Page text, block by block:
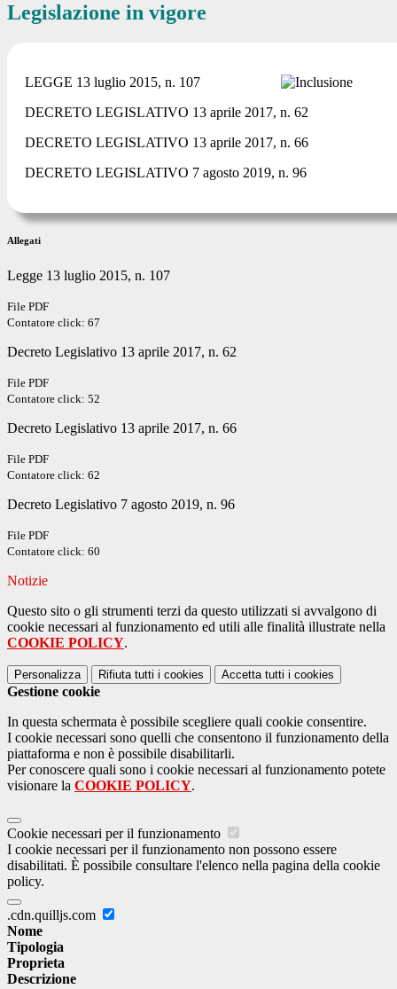
Legislazione in vigore
LEGGE 13 luglio 2015, n. 107
DECRETO LEGISLATIVO 13 aprile 2017, n. 62
DECRETO LEGISLATIVO 13 aprile 2017, n. 66
DECRETO LEGISLATIVO 7 agosto 2019, n. 96
Allegati
Legge 13 luglio 2015, n. 107
File PDF
Contatore click: 67
Decreto Legislativo 13 aprile 2017, n. 62
File PDF
Contatore click: 52
Decreto Legislativo 13 aprile 2017, n. 66
File PDF
Contatore click: 62
Decreto Legislativo 7 agosto 2019, n. 96
File PDF
Contatore click: 60
Notizie
Questo sito o gli strumenti terzi da questo utilizzati si avvalgono di
cookie necessari al funzionamento ed utili alle finalità illustrate nella
COOKIE POLICY.
Personalizza Rifiuta tutti i cookies Accetta tutti i cookies
Gestione cookie
In questa schermata è possibile scegliere quali cookie consentire.
I cookie necessari sono quelli che consentono il funzionamento della
piattaforma e non è possibile disabilitarli.
Per conoscere quali sono i cookie necessari al funzionamento potete
visionare la COOKIE POLICY.
Cookie necessari per il funzionamento
I cookie necessari per il funzionamento non possono essere
disabilitati. È possibile consultare l'elenco nella pagina della cookie
policy.
.cdn.quilljs.com
Nome
Tipologia
Proprieta
Descrizione